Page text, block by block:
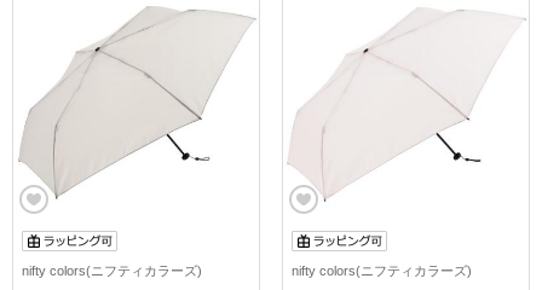
nifty colors(ニフティカラーズ) nifty colors(ニフティカラーズ)